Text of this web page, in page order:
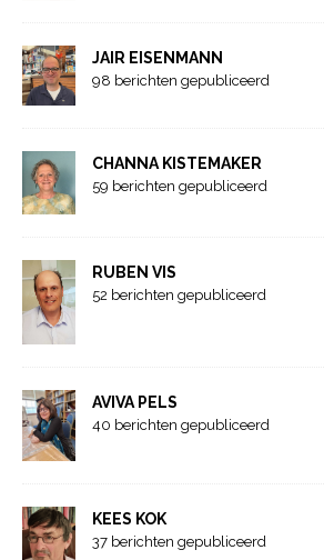
JAIR EISENMANN
98 berichten gepubliceerd
CHANNA KISTEMAKER
59 berichten gepubliceerd
RUBEN VIS
52 berichten gepubliceerd
AVIVA PELS
40 berichten gepubliceerd
KEES KOK
37 berichten gepubliceerd